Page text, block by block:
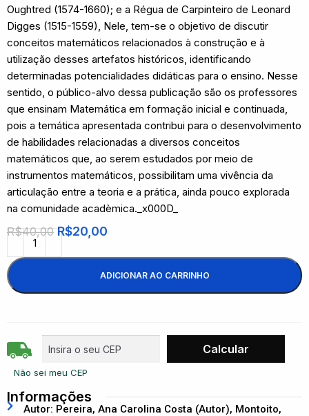
Oughtred (1574-1660); e a Régua de Carpinteiro de Leonard
Digges (1515-1559), Nele, tem-se o objetivo de discutir
conceitos matemáticos relacionados à construção e à
utilização desses artefatos históricos, identificando
determinadas potencialidades didáticas para o ensino. Nesse
sentido, o público-alvo dessa publicação são os professores
que ensinam Matemática em formação inicial e continuada,
pois a temática apresentada contribui para o desenvolvimento
de habilidades relacionadas a diversos conceitos
matemáticos que, ao serem estudados por meio de
instrumentos matemáticos, possibilitam uma vivência da
articulação entre a teoria e a prática, ainda pouco explorada
na comunidade acadèmica._x000D_
R$40,00 R$20,00
ADICIONAR AO CARRINHO
Não sei meu CEP
Informações
Autor: Pereira, Ana Carolina Costa (Autor), Montoito,